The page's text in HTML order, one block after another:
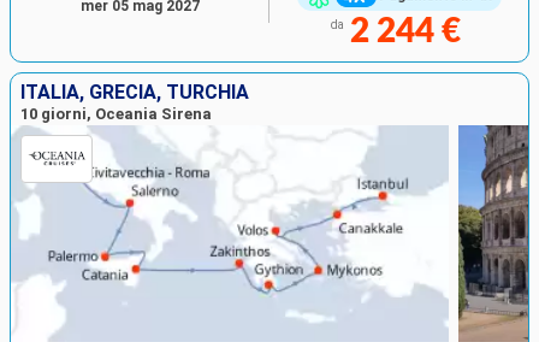
da 2 244 €
mer 05 mag 2027
ITALIA, GRECIA, TURCHIA
10 giorni, Oceania Sirena